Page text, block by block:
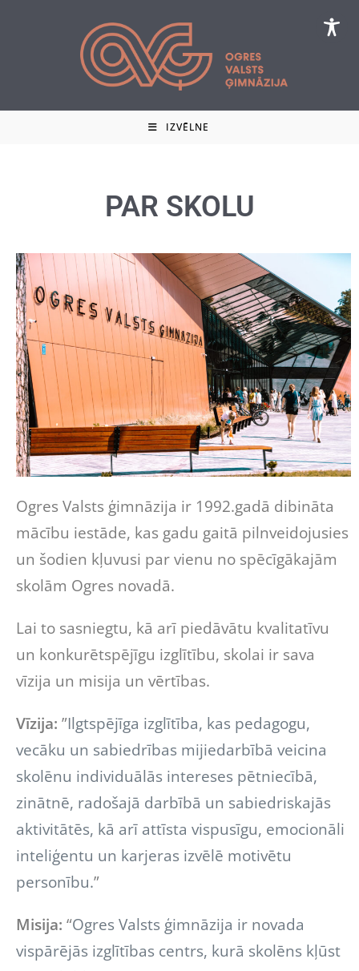
IZVĒLNE
PAR SKOLU
Ogres Valsts ģimnāzija ir 1992.gadā dibināta
mācību iestāde, kas gadu gaitā pilnveidojusies
un šodien kļuvusi par vienu no spēcīgākajām
skolām Ogres novadā.
Lai to sasniegtu, kā arī piedāvātu kvalitatīvu
un konkurētspējīgu izglītību, skolai ir sava
vīzija un misija un vērtības.
Vīzija: ”Ilgtspējīga izglītība, kas pedagogu,
vecāku un sabiedrības mijiedarbībā veicina
skolēnu individuālās intereses pētniecībā,
zinātnē, radošajā darbībā un sabiedriskajās
aktivitātēs, kā arī attīsta vispusīgu, emocionāli
inteliģentu un karjeras izvēlē motivētu
personību.”
Misija: “Ogres Valsts ģimnāzija ir novada
vispārējās izglītības centrs, kurā skolēns kļūst